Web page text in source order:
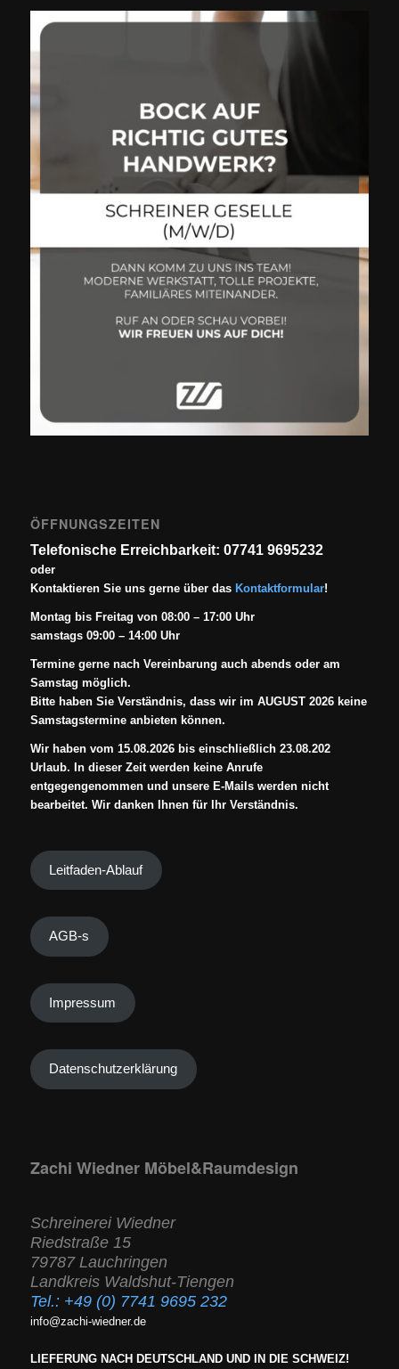
ÖFFNUNGSZEITEN
Telefonische Erreichbarkeit: 07741 9695232
oder
Kontaktieren Sie uns gerne über das Kontaktformular!
Montag bis Freitag von 08:00 – 17:00 Uhr
samstags 09:00 – 14:00 Uhr
Termine gerne nach Vereinbarung auch abends oder am
Samstag möglich.
Bitte haben Sie Verständnis, dass wir im AUGUST 2026 keine
Samstagstermine anbieten können.
Wir haben vom 15.08.2026 bis einschließlich 23.08.202
Urlaub. In dieser Zeit werden keine Anrufe
entgegengenommen und unsere E-Mails werden nicht
bearbeitet. Wir danken Ihnen für Ihr Verständnis.
Leitfaden-Ablauf
AGB-s
Impressum
Datenschutzerklärung
Zachi Wiedner Möbel&Raumdesign
Schreinerei Wiedner
Riedstraße 15
79787 Lauchringen
Landkreis Waldshut-Tiengen
Tel.: +49 (0) 7741 9695 232
info@zachi-wiedner.de
LIEFERUNG NACH DEUTSCHLAND UND IN DIE SCHWEIZ!